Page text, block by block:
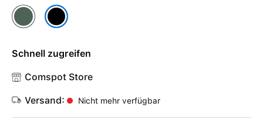
ImmergrünSchwarz
Schnell zugreifen
Comspot Store
Versand: Nicht mehr verfügbar